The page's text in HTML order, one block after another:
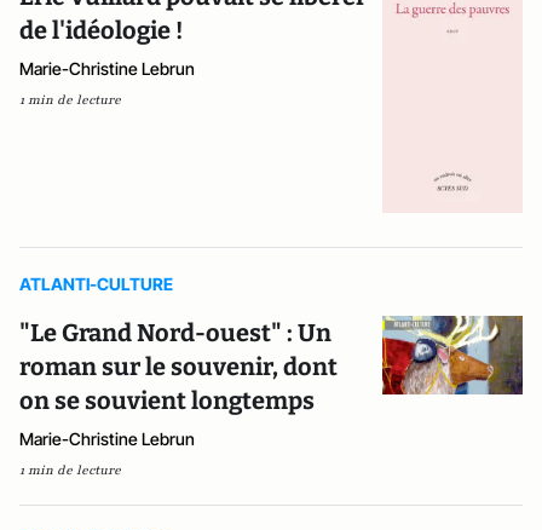
de l'idéologie !
Marie-Christine Lebrun
1 min de lecture
ATLANTI-CULTURE
"Le Grand Nord-ouest" : Un
roman sur le souvenir, dont
on se souvient longtemps
Marie-Christine Lebrun
1 min de lecture